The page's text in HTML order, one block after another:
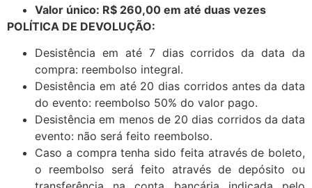
Valor único: R$ 260,00 em até duas vezes
POLÍTICA DE DEVOLUÇÃO:
Desistência em até 7 dias corridos da data da
compra: reembolso integral.
Desistência em até 20 dias corridos antes da data
do evento: reembolso 50% do valor pago.
Desistência em menos de 20 dias corridos da data
evento: não será feito reembolso.
Caso a compra tenha sido feita através de boleto,
o reembolso será feito através de depósito ou